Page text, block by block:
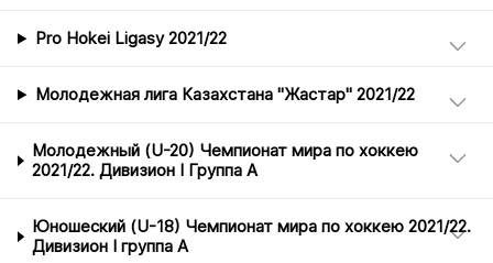
Pro Hokei Ligasy 2021/22
Молодежная лига Казахстана "Жастар" 2021/22
Молодежный (U-20) Чемпионат мира по хоккею
2021/22. Дивизион I Группа А
Юношеский (U-18) Чемпионат мира по хоккею 2021/22.
Дивизион I группа А